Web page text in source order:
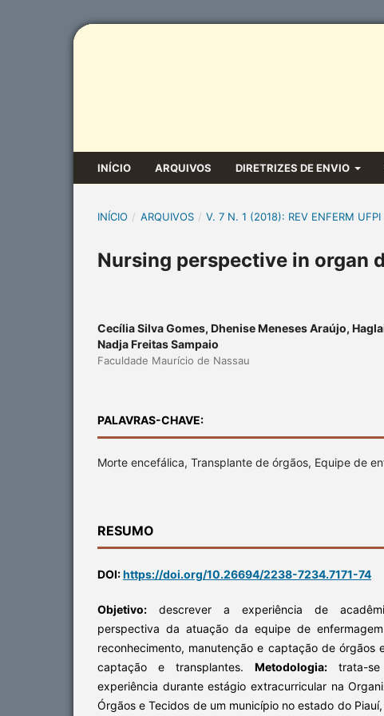
INÍCIO ARQUIVOS DIRETRIZES DE ENVIO
INÍCIO / ARQUIVOS / V. 7 N. 1 (2018): REV ENFERM UFPI
Nursing perspective in organ
Cecília Silva Gomes, Dhenise Meneses Araújo,
Nadja Freitas Sampaio
Faculdade Maurício de Nassau
PALAVRAS-CHAVE:
Morte encefálica, Transplante de órgãos, Equipe de
RESUMO
DOI:https://doi.org/10.26694/2238-7234.7171-74
Objetivo: descrever a experiência de
perspectiva da atuação da equipe de
reconhecimento, manutenção e captação de órgãos
captação e transplantes. Metodologia:trata-
experiência durante estágio extracurricular na
Órgãos e Tecidos de um município no estado do